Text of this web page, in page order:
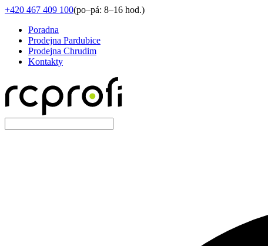
+420 467 409 100(po–pá: 8–16 hod.)
Poradna
Prodejna Pardubice
Prodejna Chrudim
Kontakty